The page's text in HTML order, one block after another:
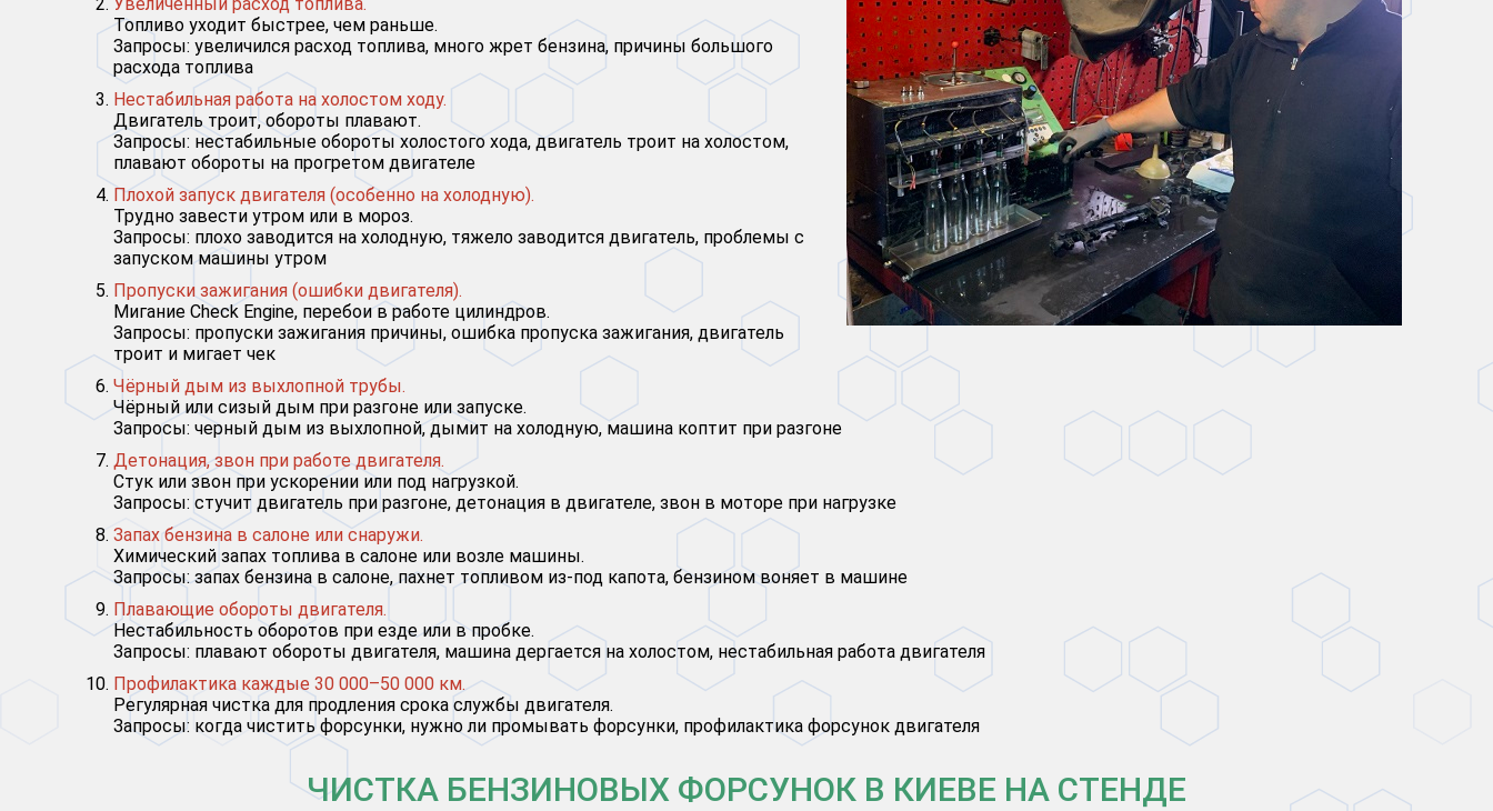
Топливо уходит быстрее, чем раньше.
Запросы: увеличился расход топлива, много жрет бензина, причины большого
расхода топлива
Нестабильная работа на холостом ходу.
Двигатель троит, обороты плавают.
Запросы: нестабильные обороты холостого хода, двигатель троит на холостом,
плавают обороты на прогретом двигателе
Плохой запуск двигателя (особенно на холодную).
Трудно завести утром или в мороз.
Запросы: плохо заводится на холодную, тяжело заводится двигатель, проблемы с
запуском машины утром
Пропуски зажигания (ошибки двигателя).
Мигание Check Engine, перебои в работе цилиндров.
Запросы: пропуски зажигания причины, ошибка пропуска зажигания, двигатель
троит и мигает чек
Чёрный дым из выхлопной трубы.
Чёрный или сизый дым при разгоне или запуске.
Запросы: черный дым из выхлопной, дымит на холодную, машина коптит при разгоне
Детонация, звон при работе двигателя.
Стук или звон при ускорении или под нагрузкой.
Запросы: стучит двигатель при разгоне, детонация в двигателе, звон в моторе при нагрузке
Запах бензина в салоне или снаружи.
Химический запах топлива в салоне или возле машины.
Запросы: запах бензина в салоне, пахнет топливом из-под капота, бензином воняет в машине
Плавающие обороты двигателя.
Нестабильность оборотов при езде или в пробке.
Запросы: плавают обороты двигателя, машина дергается на холостом, нестабильная работа двигателя
Профилактика каждые 30 000–50 000 км.
Регулярная чистка для продления срока службы двигателя.
Запросы: когда чистить форсунки, нужно ли промывать форсунки, профилактика форсунок двигателя
ЧИСТКА БЕНЗИНОВЫХ ФОРСУНОК В КИЕВЕ НА СТЕНДЕ